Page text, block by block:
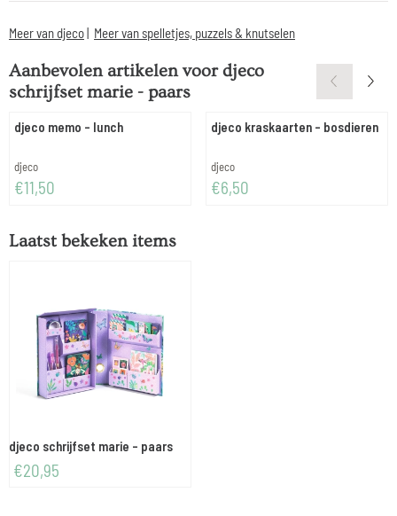
Meer van djeco| Meer van spelletjes, puzzels & knutselen
Aanbevolen artikelen voordjeco
schrijfset marie - paars
djeco memo - lunch
Merk:
djeco
Prijs: 11,50
€11,50
djeco kraskaarten - bosdieren
Merk:
djeco
Prijs: 6,50
€6,50
Laatst bekeken items
djeco schrijfset marie - paars
€20,95